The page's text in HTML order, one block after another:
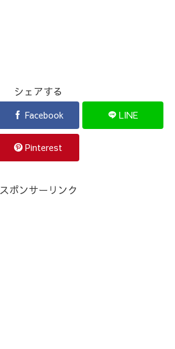
シェアする
Facebook LINE
Pinterest
スポンサーリンク